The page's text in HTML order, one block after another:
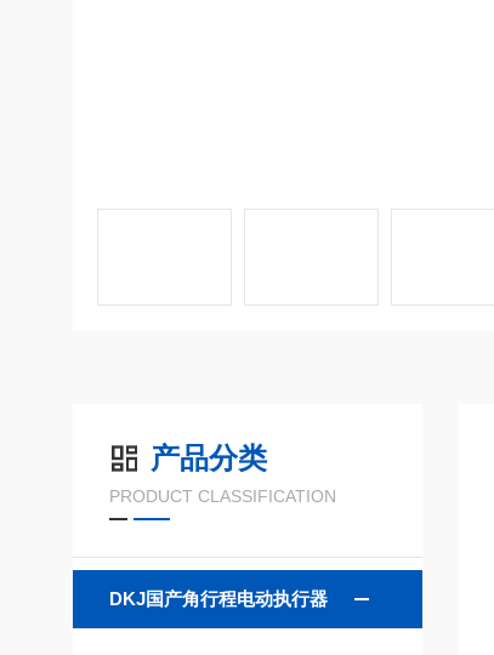
产品分类
PRODUCT CLASSIFICATION
DKJ国产角行程电动执行器